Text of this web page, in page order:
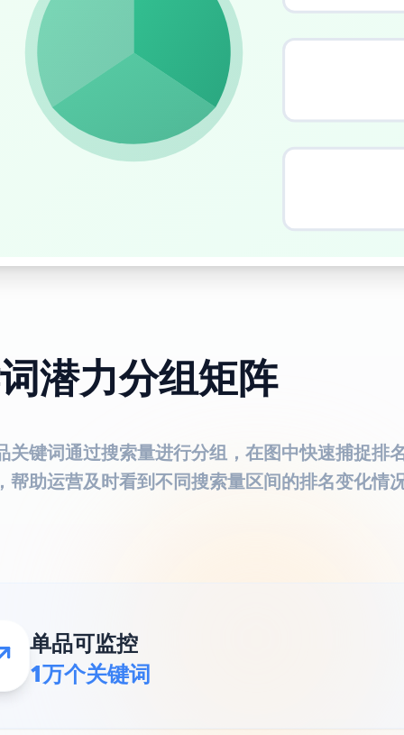
潜力分组矩阵
关键词通过搜索量进行分组，在图中快速捕捉排
帮助运营及时看到不同搜索量区间的排名变化情
单品可监控
1万个关键词